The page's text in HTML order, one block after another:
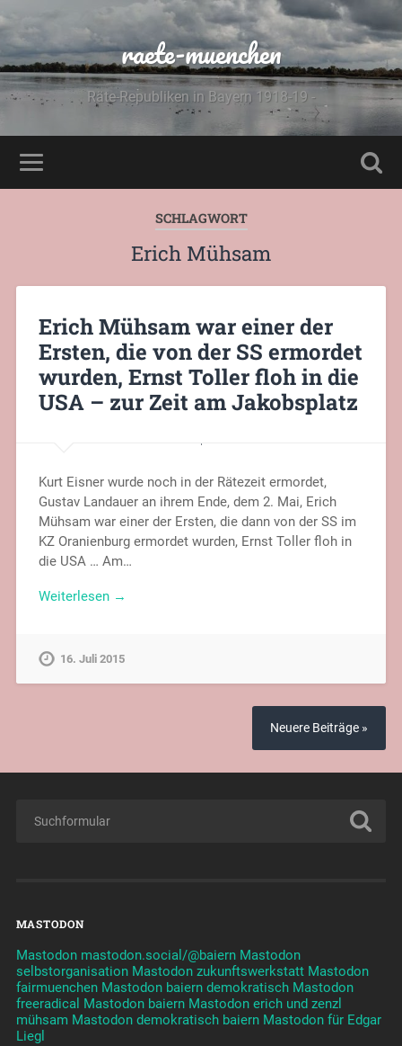
raete-muenchen
Räte-Republiken in Bayern 1918-19 -
SCHLAGWORT
Erich Mühsam
Erich Mühsam war einer der
Ersten, die von der SS ermordet
wurden, Ernst Toller floh in die
USA – zur Zeit am Jakobsplatz
Kurt Eisner wurde noch in der Rätezeit ermordet,
Gustav Landauer an ihrem Ende, dem 2. Mai, Erich
Mühsam war einer der Ersten, die dann von der SS im
KZ Oranienburg ermordet wurden, Ernst Toller floh in
die USA … Am…
Weiterlesen →
16. Juli 2015
Neuere Beiträge »
MASTODON
Mastodon mastodon.social/@baiern Mastodon
selbstorganisation Mastodon zukunftswerkstatt Mastodon
fairmuenchen Mastodon baiern demokratisch Mastodon
freeradical Mastodon baiern Mastodon erich und zenzl
mühsam Mastodon demokratisch baiern Mastodon für Edgar
Liegl